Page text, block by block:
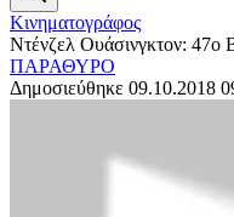
Κινηματογράφος
Ντένζελ Ουάσινγκτον: 47ο
ΠΑΡΑΘΥΡΟ
Δημοσιεύθηκε 09.10.2018